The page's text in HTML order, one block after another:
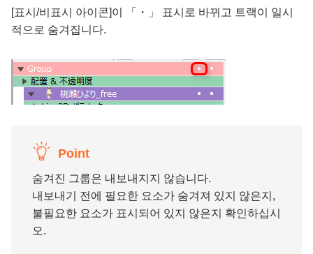
[표시/비표시 아이콘]이 「・」 표시로 바뀌고 트랙이 일시
적으로 숨겨집니다.
Point
숨겨진 그룹은 내보내지지 않습니다.
내보내기 전에 필요한 요소가 숨겨져 있지 않은지,
불필요한 요소가 표시되어 있지 않은지 확인하십시
오.